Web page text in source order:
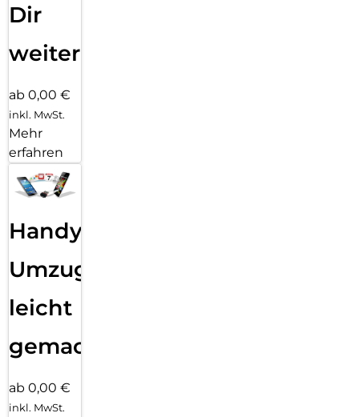
Dir
weiter
ab 0,00 €
inkl. MwSt.
Mehr
erfahren
Handy
Umzug
leicht
gemacht!
ab 0,00 €
inkl. MwSt.